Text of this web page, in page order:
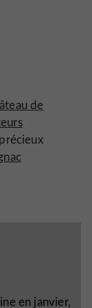
de
en janvier,